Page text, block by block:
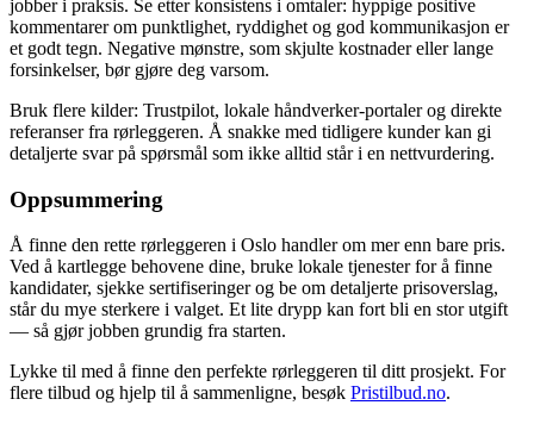
jobber i praksis. Se etter konsistens i omtaler: hyppige positive
kommentarer om punktlighet, ryddighet og god kommunikasjon er
et godt tegn. Negative mønstre, som skjulte kostnader eller lange
forsinkelser, bør gjøre deg varsom.
Bruk flere kilder: Trustpilot, lokale håndverker-portaler og direkte
referanser fra rørleggeren. Å snakke med tidligere kunder kan gi
detaljerte svar på spørsmål som ikke alltid står i en nettvurdering.
Oppsummering
Å finne den rette rørleggeren i Oslo handler om mer enn bare pris.
Ved å kartlegge behovene dine, bruke lokale tjenester for å finne
kandidater, sjekke sertifiseringer og be om detaljerte prisoverslag,
står du mye sterkere i valget. Et lite drypp kan fort bli en stor utgift
— så gjør jobben grundig fra starten.
Lykke til med å finne den perfekte rørleggeren til ditt prosjekt. For
flere tilbud og hjelp til å sammenligne, besøk Pristilbud.no.